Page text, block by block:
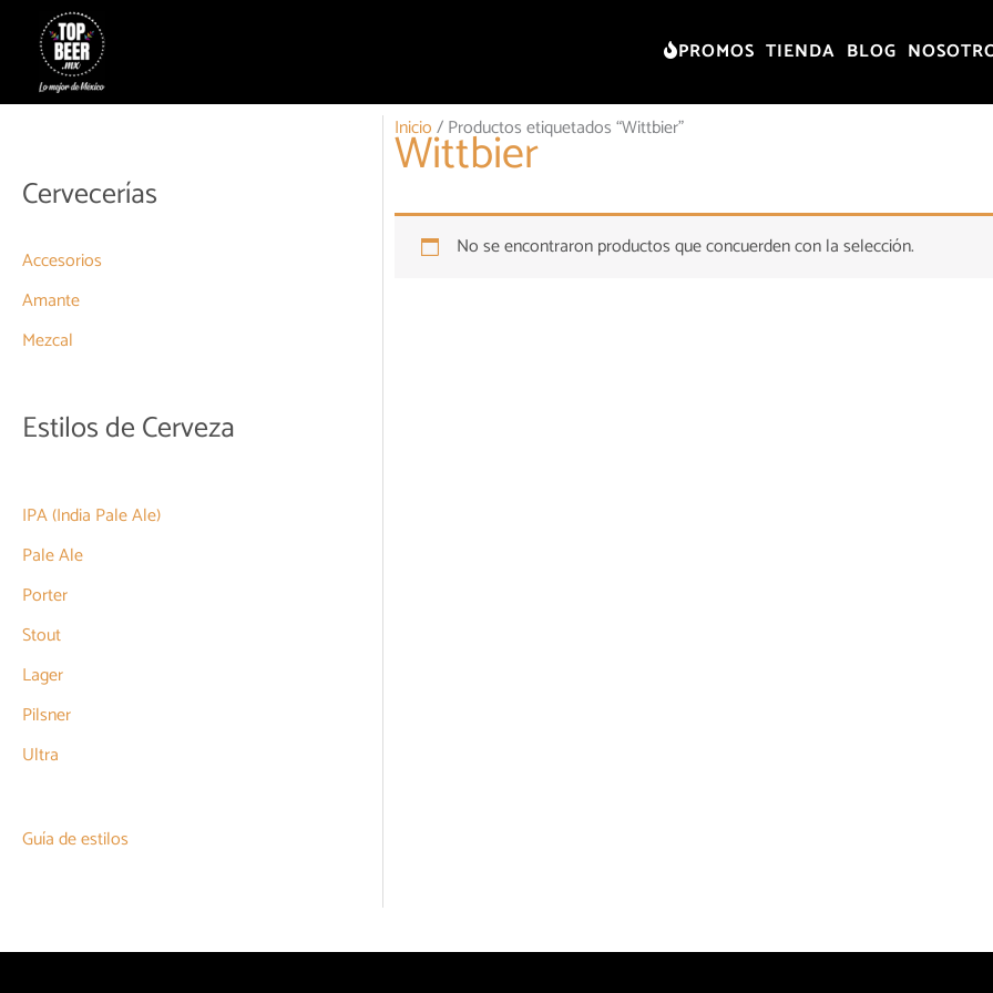
contenido
PROMOS TIENDA BLOG
Cervecerías
Accesorios
Amante
Mezcal
Estilos de Cerveza
IPA (India Pale Ale)
Pale Ale
Porter
Stout
Lager
Pilsner
Ultra
Guía de estilos
Inicio/ Productos etiquetados “Wittbier”
Wittbier
No se encontraron productos que concuerden con la selección.